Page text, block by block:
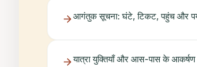
आगंतुक सूचना: घंटे, टिकट, पहुंच और
यात्रा युक्तियाँ और आस-पास के आकर्षण